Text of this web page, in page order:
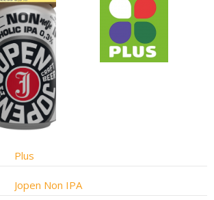
Plus
Jopen Non IPA